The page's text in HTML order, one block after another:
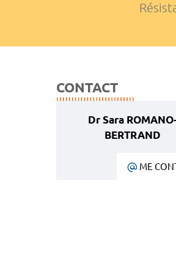
CONTACT
Dr Sara
BERTRAND
ME